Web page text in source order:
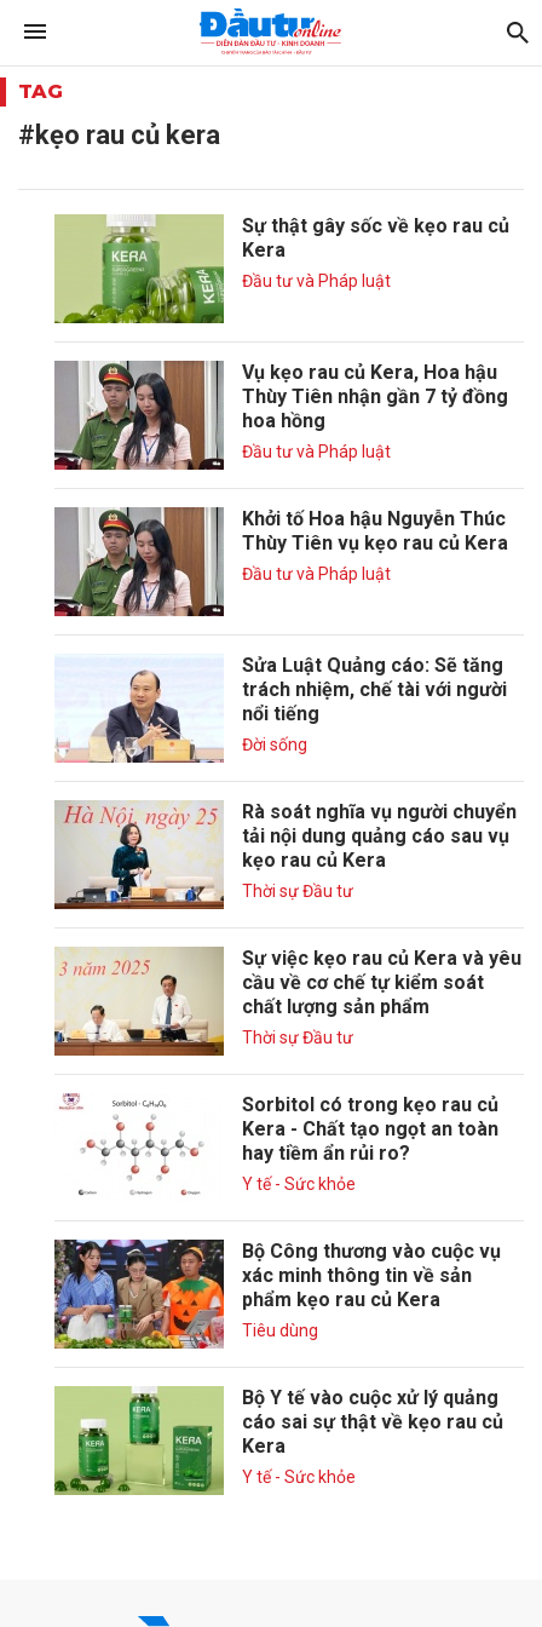
TAG
#kẹo rau củ kera
Sự thật gây sốc về kẹo rau củ
Kera
Đầu tư và Pháp luật
Vụ kẹo rau củ Kera, Hoa hậu
Thùy Tiên nhận gần 7 tỷ đồng
hoa hồng
Đầu tư và Pháp luật
Khởi tố Hoa hậu Nguyễn Thúc
Thùy Tiên vụ kẹo rau củ Kera
Đầu tư và Pháp luật
Sửa Luật Quảng cáo: Sẽ tăng
trách nhiệm, chế tài với người
nổi tiếng
Đời sống
Rà soát nghĩa vụ người chuyển
tải nội dung quảng cáo sau vụ
kẹo rau củ Kera
Thời sự Đầu tư
Sự việc kẹo rau củ Kera và yêu
cầu về cơ chế tự kiểm soát
chất lượng sản phẩm
Thời sự Đầu tư
Sorbitol có trong kẹo rau củ
Kera - Chất tạo ngọt an toàn
hay tiềm ẩn rủi ro?
Y tế - Sức khỏe
Bộ Công thương vào cuộc vụ
xác minh thông tin về sản
phẩm kẹo rau củ Kera
Tiêu dùng
Bộ Y tế vào cuộc xử lý quảng
cáo sai sự thật về kẹo rau củ
Kera
Y tế - Sức khỏe